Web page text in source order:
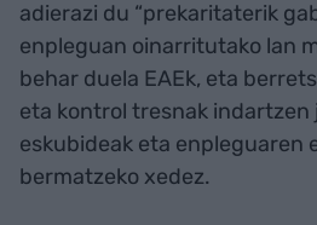
adierazi du “prekaritaterik
enpleguan oinarritutako lan
behar duela EAEk, eta
eta kontrol tresnak indartzen
eskubideak eta enpleguaren
bermatzeko xedez.